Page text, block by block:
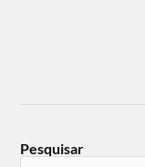
Pesquisar